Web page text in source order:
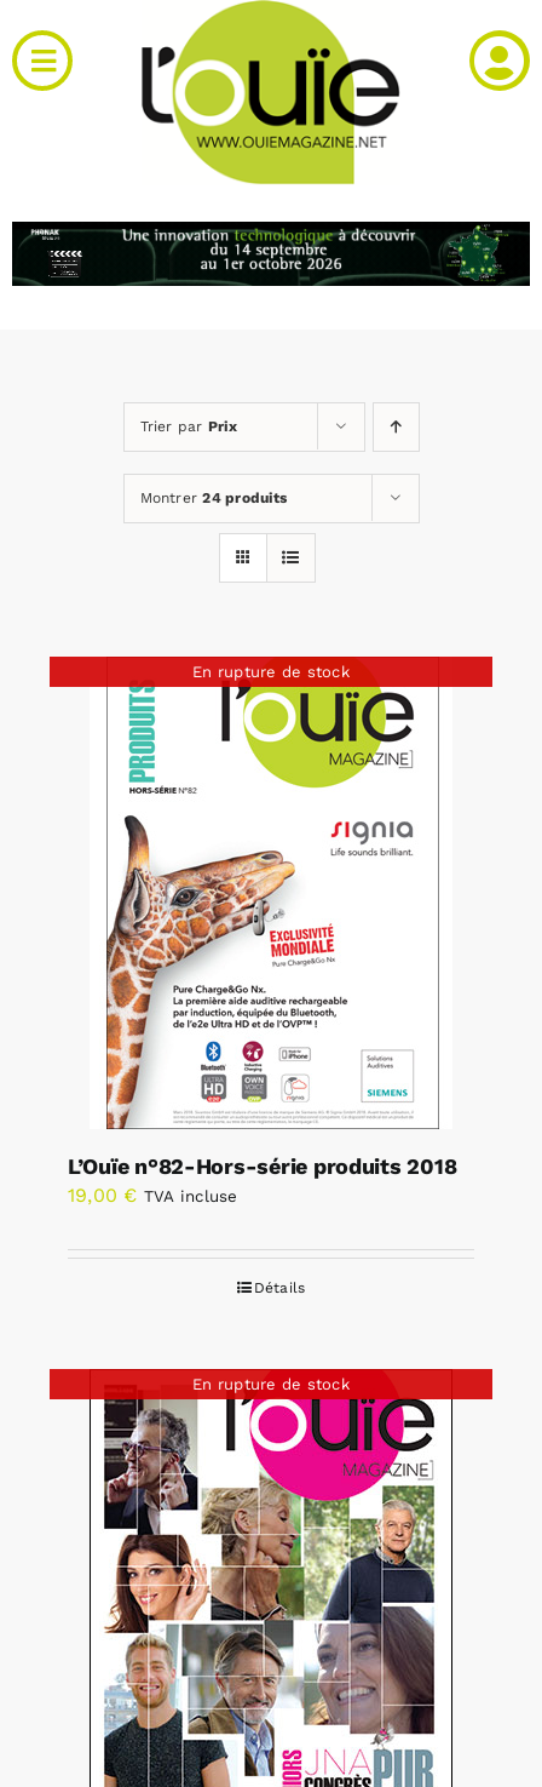
au
contenu
Toggle
Navigation
RH et emploi
Annonces emploi
Trier par Prix
Montrer24 produits
En rupture de stock
L’Ouïe n°82-Hors-série produits 2018
19,00 € TVA incluse
Détails
En rupture de stock